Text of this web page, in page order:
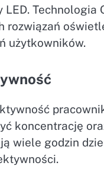
Technologia
rozwiązań
użytkowników.
koncentrację
wiele godzin